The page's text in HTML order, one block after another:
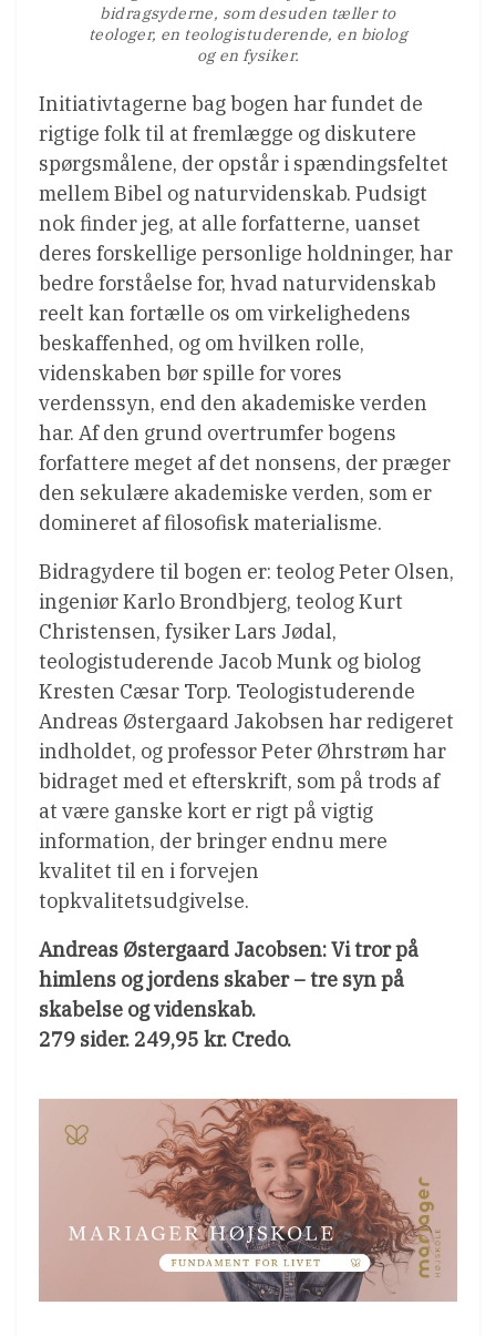
bidragsyderne, som desuden tæller to
teologer, en teologistuderende, en biolog
og en fysiker.
Initiativtagerne bag bogen har fundet de
rigtige folk til at fremlægge og diskutere
spørgsmålene, der opstår i spændingsfeltet
mellem Bibel og naturvidenskab. Pudsigt
nok finder jeg, at alle forfatterne, uanset
deres forskellige personlige holdninger, har
bedre forståelse for, hvad naturvidenskab
reelt kan fortælle os om virkelighedens
beskaffenhed, og om hvilken rolle,
videnskaben bør spille for vores
verdenssyn, end den akademiske verden
har. Af den grund overtrumfer bogens
forfattere meget af det nonsens, der præger
den sekulære akademiske verden, som er
domineret af filosofisk materialisme.
Bidragydere til bogen er: teolog Peter Olsen,
ingeniør Karlo Brondbjerg, teolog Kurt
Christensen, fysiker Lars Jødal,
teologistuderende Jacob Munk og biolog
Kresten Cæsar Torp. Teologistuderende
Andreas Østergaard Jakobsen har redigeret
indholdet, og professor Peter Øhrstrøm har
bidraget med et efterskrift, som på trods af
at være ganske kort er rigt på vigtig
information, der bringer endnu mere
kvalitet til en i forvejen
topkvalitetsudgivelse.
Andreas Østergaard Jacobsen: Vi tror på
himlens og jordens skaber – tre syn på
skabelse og videnskab.
279 sider. 249,95 kr. Credo.